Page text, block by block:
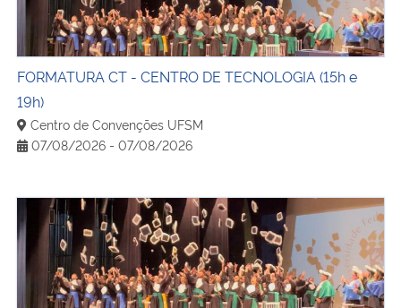
FORMATURA CT - CENTRO DE TECNOLOGIA (15h e
19h)
Centro de Convenções UFSM
07/08/2026 - 07/08/2026
FORMATURA CCR - CENTRO DE CIÊNCIAS RURAIS (15h e